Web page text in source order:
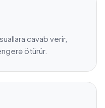
cavab verir,
ötürür.